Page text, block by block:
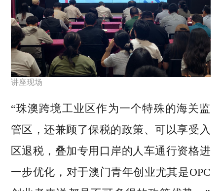
讲座现场
“珠澳跨境工业区作为一个特殊的海关监
管区，还兼顾了保税的政策、可以享受入
区退税，叠加专用口岸的人车通行资格进
一步优化，对于澳门青年创业尤其是OPC